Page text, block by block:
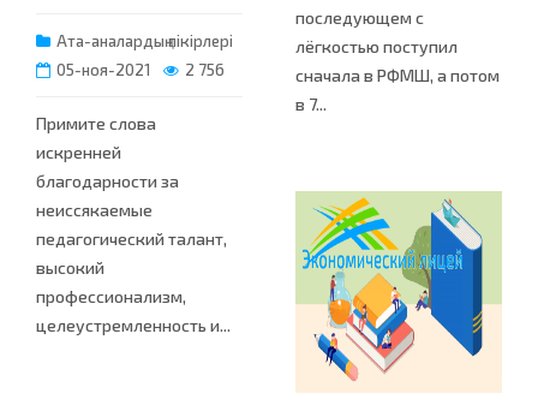
Ата-аналардың пікірлері
05-ноя-2021
2 756
Примите слова
искренней
благодарности за
неиссякаемые
педагогический талант,
высокий
профессионализм,
целеустремленность и...
последующем с
лёгкостью поступил
сначала в РФМШ, а потом
в 7...